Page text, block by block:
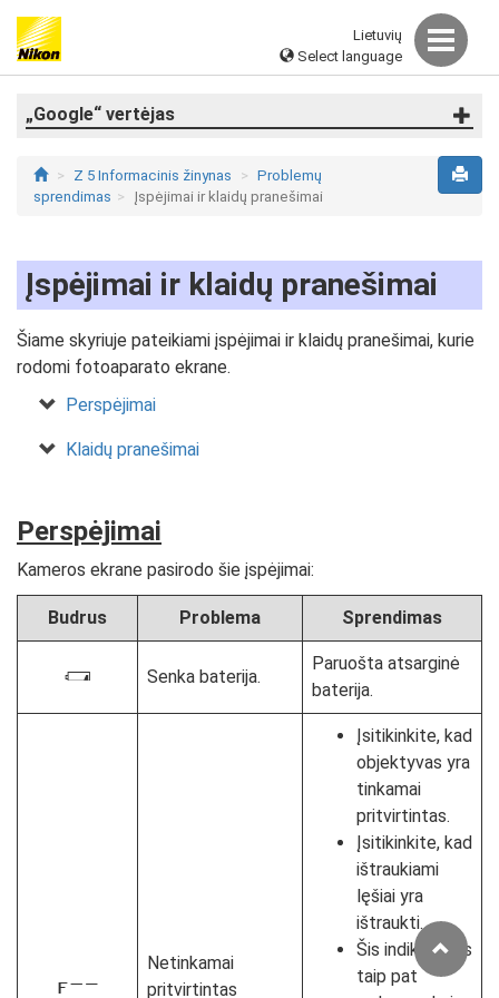
Lietuvių
Select language
„Google“ vertėjas
Z 5 Informacinis žinynas
Problemų
sprendimas
Įspėjimai ir klaidų pranešimai
Įspėjimai ir klaidų pranešimai
Šiame skyriuje pateikiami įspėjimai ir klaidų pranešimai, kurie
rodomi fotoaparato ekrane.
Perspėjimai
Klaidų pranešimai
Perspėjimai
Kameros ekrane pasirodo šie įspėjimai:
Budrus Problema Sprendimas
H Senka baterija.
Paruošta atsarginė
baterija.
l
Netinkamai
pritvirtintas
Įsitikinkite, kad
objektyvas yra
tinkamai
pritvirtintas.
Įsitikinkite, kad
ištraukiami
lęšiai yra
ištraukti.
Šis indikatorius
taip pat